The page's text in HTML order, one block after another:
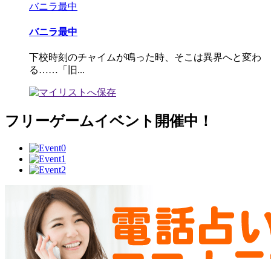
バニラ最中
バニラ最中
下校時刻のチャイムが鳴った時、そこは異界へと変わ
る……「旧...
フリーゲームイベント開催中！